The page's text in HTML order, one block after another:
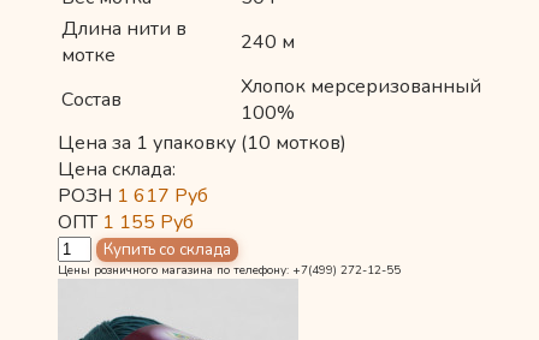
Длина нити в
мотке
240 м
Состав
Хлопок мерсеризованный
100%
Цена за 1 упаковку (10 мотков)
Цена склада:
РОЗН 1 617 Руб
ОПТ 1 155 Руб
Цены розничного магазина по телефону: +7(499) 272-12-55